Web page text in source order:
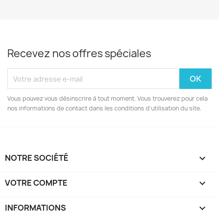
Recevez nos offres spéciales
Vous pouvez vous désinscrire à tout moment. Vous trouverez pour cela
nos informations de contact dans les conditions d'utilisation du site.
NOTRE SOCIÉTÉ 
VOTRE COMPTE 
INFORMATIONS keyboard_arrow_down